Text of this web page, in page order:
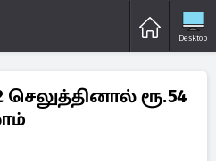
Desktop
செலுத்தினால் ரூ.54